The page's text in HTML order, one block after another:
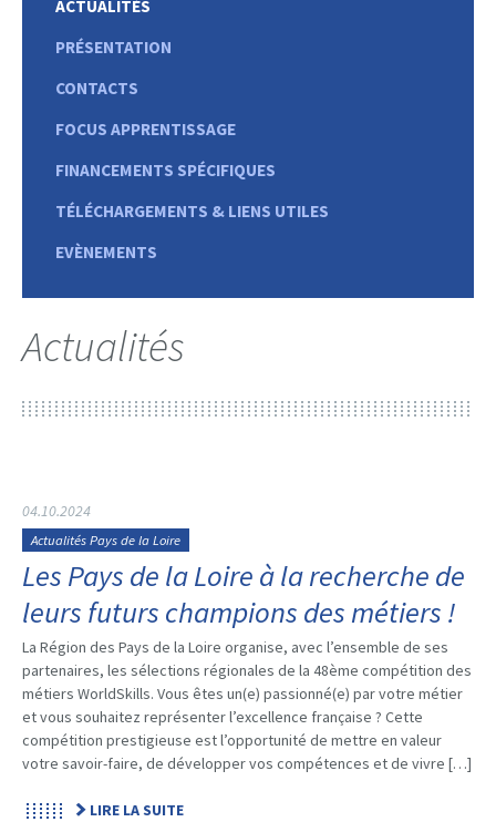
ACTUALITÉS
PRÉSENTATION
CONTACTS
FOCUS APPRENTISSAGE
FINANCEMENTS SPÉCIFIQUES
TÉLÉCHARGEMENTS & LIENS UTILES
EVÈNEMENTS
Actualités
04.10.2024
Actualités Pays de la Loire
Les Pays de la Loire à la recherche de
leurs futurs champions des métiers !
La Région des Pays de la Loire organise, avec l’ensemble de ses
partenaires, les sélections régionales de la 48ème compétition des
métiers WorldSkills. Vous êtes un(e) passionné(e) par votre métier
et vous souhaitez représenter l’excellence française ? Cette
compétition prestigieuse est l’opportunité de mettre en valeur
votre savoir-faire, de développer vos compétences et de vivre […]
LIRE LA SUITE